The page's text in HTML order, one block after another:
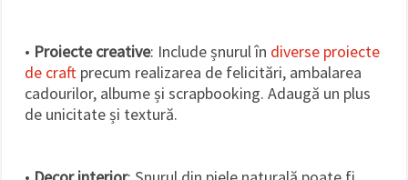
• Proiecte creative: Include șnurul în diverse proiecte
de craft precum realizarea de felicitări, ambalarea
cadourilor, albume și scrapbooking. Adaugă un plus
de unicitate și textură.